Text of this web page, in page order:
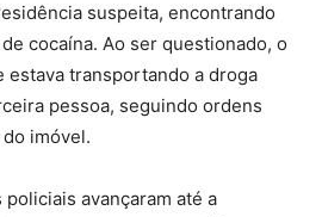
suspeita, encontrando
cocaína. Ao ser questionado, o
estava transportando a droga
pessoa, seguindo ordens
imóvel.
avançaram até a